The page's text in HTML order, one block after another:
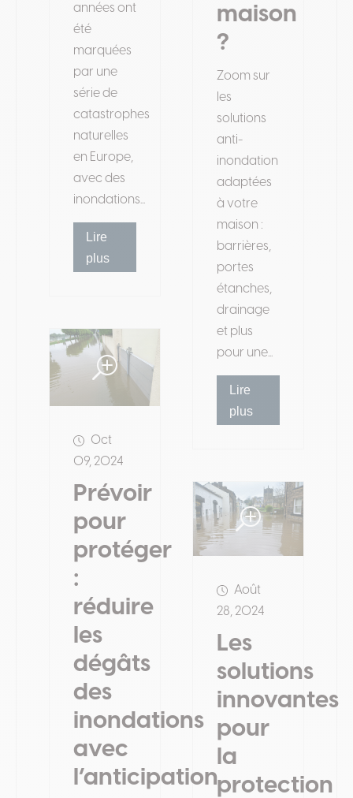
années ont
été
marquées
par une
série de
catastrophes
naturelles
en Europe,
avec des
inondations...
Lire
plus
maison
?
Zoom sur
les
solutions
anti-
inondation
adaptées
à votre
maison :
barrières,
portes
étanches,
drainage
et plus
pour une...
Lire
plus
Oct
09, 2024
Prévoir
pour
protéger
:
réduire
les
dégâts
des
inondations
avec
l’anticipation
Août
28, 2024
Les
solutions
innovantes
pour
la
protection